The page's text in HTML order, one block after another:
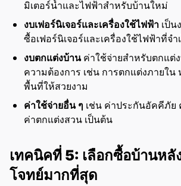
มิเตอร์น้ำและไฟฟ้าสำหรับบ้านใหม่
งบเฟอร์นิเจอร์และเครื่องใช้ไฟฟ้า เป็
ซื้อเฟอร์นิเจอร์และเครื่องใช้ไฟฟ้าที่จ
งบตกแต่งบ้านค่าใช้จ่ายสำหรับตกแต่
ความต้องการ เช่น การตกแต่งภายใน
พื้นที่ให้สวยงาม
ค่าใช้จ่ายอื่น ๆ เช่น ค่าประกันอัคคีภัย
ค่าตกแต่งสวน เป็นต้น
เทคนิคที่ 5: เลือกซื้อบ้านห
โจทย์มากที่สุด